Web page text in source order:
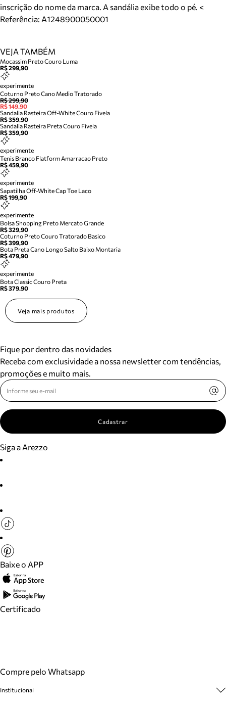
inscrição do nome da marca. A sandália exibe todo o pé. <
Referência: A1248900050001
VEJA TAMBÉM
Mocassim Preto Couro Luma
R$ 299,90
experimente
Coturno Preto Cano Medio Tratorado
R$ 299,90
R$ 149,90
Sandalia Rasteira Off-White Couro Fivela
R$ 359,90
Sandalia Rasteira Preta Couro Fivela
R$ 359,90
experimente
Tenis Branco Flatform Amarracao Preto
R$ 459,90
experimente
Sapatilha Off-White Cap Toe Laco
R$ 199,90
experimente
Bolsa Shopping Preto Mercato Grande
R$ 329,90
Coturno Preto Couro Tratorado Basico
R$ 399,90
Bota Preta Cano Longo Salto Baixo Montaria
R$ 479,90
experimente
Bota Classic Couro Preta
R$ 379,90
Veja mais produtos
Fique por dentro das novidades
Receba com exclusividade a nossa newsletter com tendências,
promoções e muito mais.
Cadastrar
Siga a Arezzo
Baixe o APP
Certificado
Compre pelo Whatsapp
Institucional